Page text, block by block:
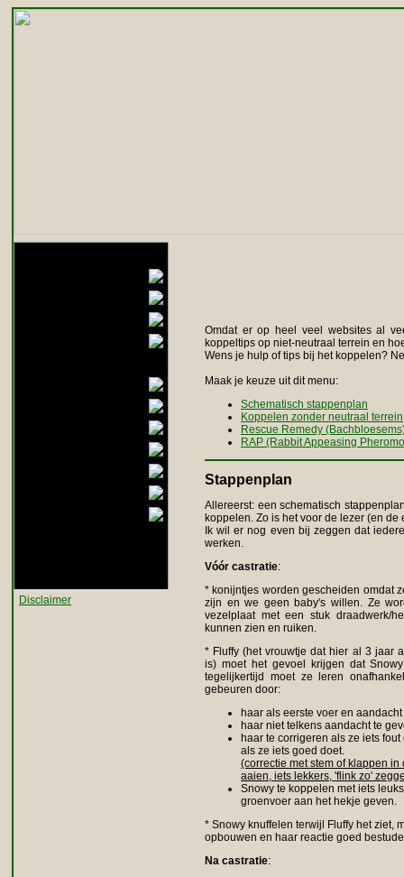
Disclaimer
Omdat er op heel veel websites al
koppeltips op niet-neutraal terrein en
Wens je hulp of tips bij het koppelen?
Maak je keuze uit dit menu:
Schematisch stappenplan
Koppelen zonder neutraal terrein
Rescue Remedy
RAP (Rabbit Appeasing
Stappenplan
Allereerst: een schematisch
koppelen. Zo is het voor de lezer (en
Ik wil er nog even bij zeggen dat
werken.
Vóór castratie:
* konijntjes worden gescheiden omdat
zijn en we geen baby's willen. Ze
vezelplaat met een stuk draadwerk/
kunnen zien en ruiken.
* Fluffy (het vrouwtje dat hier al 3 jaar
is) moet het gevoel krijgen dat
tegelijkertijd moet ze leren
gebeuren door:
haar als eerste voer en
haar niet telkens aandacht te
haar te corrigeren als ze iets
als ze iets goed doet.
(correctie met stem of klappen
aaien, iets lekkers, 'flink zo'
Snowy te koppelen met iets
groenvoer aan het hekje geven.
* Snowy knuffelen terwijl Fluffy het ziet,
opbouwen en haar reactie goed
Na castratie: